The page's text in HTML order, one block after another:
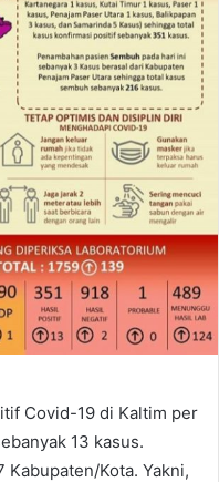
Covid-19 di Kaltim per
13 kasus.
Kota. Yakni,